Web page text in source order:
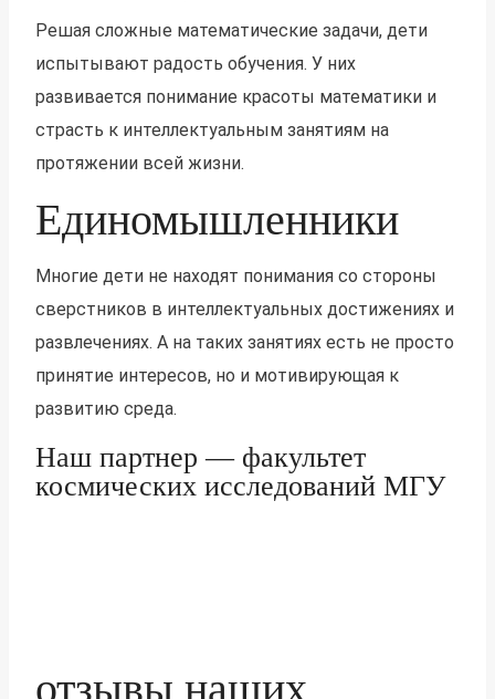
Решая сложные математические задачи, дети
испытывают радость обучения. У них
развивается понимание красоты математики и
страсть к интеллектуальным занятиям на
протяжении всей жизни.
Единомышленники
Многие дети не находят понимания со стороны
сверстников в интеллектуальных достижениях и
развлечениях. А на таких занятиях есть не просто
принятие интересов, но и мотивирующая к
развитию среда.
Наш партнер — факультет
космических исследований МГУ
отзывы наших